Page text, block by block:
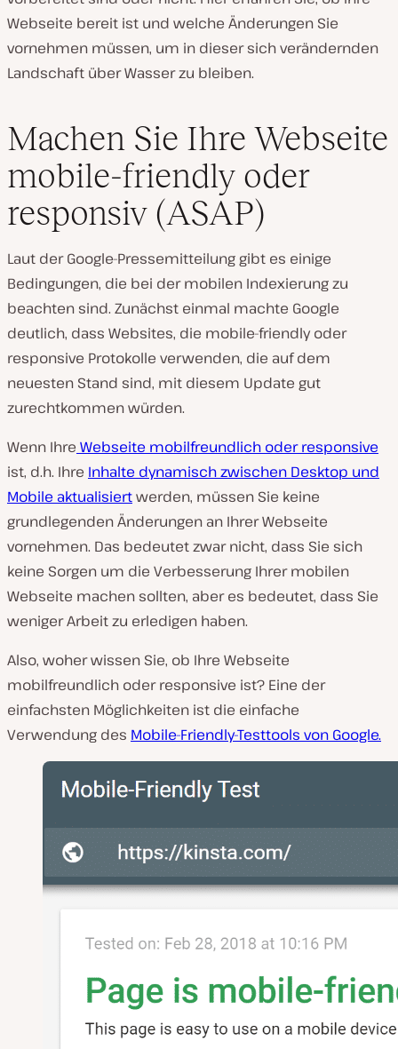
Webseite bereit ist und welche Änderungen Sie
vornehmen müssen, um in dieser sich verändernden
Landschaft über Wasser zu bleiben.
Machen Sie Ihre Webseite
mobile-friendly oder
responsiv (ASAP)
Laut der Google-Pressemitteilung gibt es einige
Bedingungen, die bei der mobilen Indexierung zu
beachten sind. Zunächst einmal machte Google
deutlich, dass Websites, die mobile-friendly oder
responsive Protokolle verwenden, die auf dem
neuesten Stand sind, mit diesem Update gut
zurechtkommen würden.
Wenn Ihre Webseite mobilfreundlich oder responsive
ist, d.h. Ihre Inhalte dynamisch zwischen Desktop und
Mobile aktualisiertwerden, müssen Sie keine
grundlegenden Änderungen an Ihrer Webseite
vornehmen. Das bedeutet zwar nicht, dass Sie sich
keine Sorgen um die Verbesserung Ihrer mobilen
Webseite machen sollten, aber es bedeutet, dass Sie
weniger Arbeit zu erledigen haben.
Also, woher wissen Sie, ob Ihre Webseite
mobilfreundlich oder responsive ist? Eine der
einfachsten Möglichkeiten ist die einfache
Verwendung des Mobile-Friendly-Testtools von Google.